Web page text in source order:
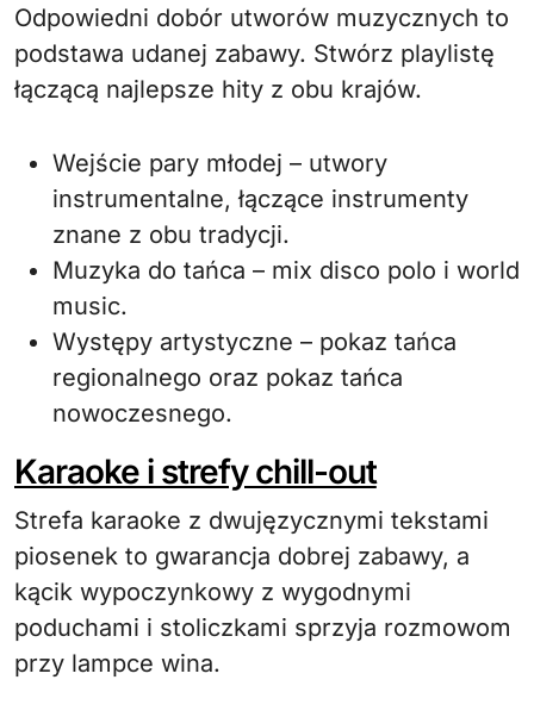
Odpowiedni dobór utworów muzycznych to
podstawa udanej zabawy. Stwórz playlistę
łączącą najlepsze hity z obu krajów.
Wejście pary młodej – utwory
instrumentalne, łączące instrumenty
znane z obu tradycji.
Muzyka do tańca – mix disco polo i world
music.
Występy artystyczne – pokaz tańca
regionalnego oraz pokaz tańca
nowoczesnego.
Karaoke i strefy chill-out
Strefa karaoke z dwujęzycznymi tekstami
piosenek to gwarancja dobrej zabawy, a
kącik wypoczynkowy z wygodnymi
poduchami i stoliczkami sprzyja rozmowom
przy lampce wina.